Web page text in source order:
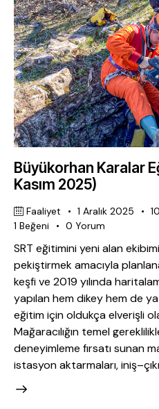
Büyükorhan Karalar
Kasım 2025)
Faaliyet 1 Aralık 2025
1 Beğeni 0 Yorum
SRT eğitimini yeni alan
pekiştirmek amacıyla
keşfi ve 2019 yılında
yapılan hem dikey hem de
eğitim için oldukça elverişli
Mağaracılığın temel
deneyimleme fırsatı sunan
istasyon aktarmaları,